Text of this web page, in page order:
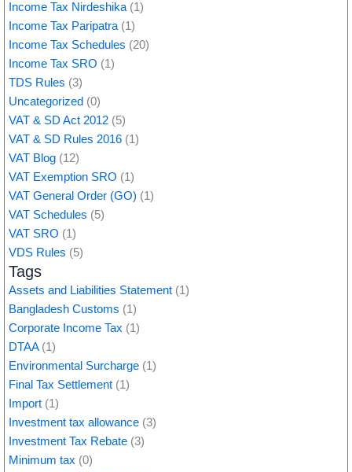
Income Tax Nirdeshika (1)
Income Tax Paripatra (1)
Income Tax Schedules (20)
Income Tax SRO (1)
TDS Rules (3)
Uncategorized (0)
VAT & SD Act 2012 (5)
VAT & SD Rules 2016 (1)
VAT Blog (12)
VAT Exemption SRO (1)
VAT General Order (GO) (1)
VAT Schedules (5)
VAT SRO (1)
VDS Rules (5)
Tags
Assets and Liabilities Statement (1)
Bangladesh Customs (1)
Corporate Income Tax (1)
DTAA(1)
Environmental Surcharge (1)
Final Tax Settlement (1)
Import (1)
Investment tax allowance (3)
Investment Tax Rebate (3)
Minimum tax (0)